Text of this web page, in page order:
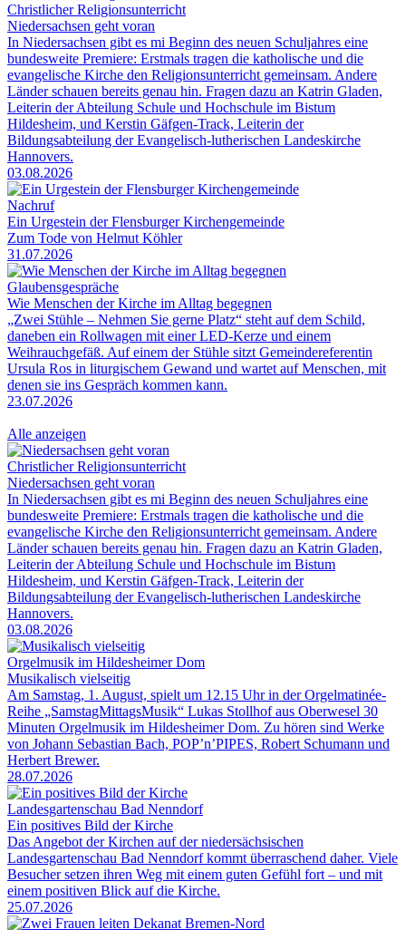
Christlicher Religionsunterricht
Niedersachsen geht voran
In Niedersachsen gibt es mi Beginn des neuen Schuljahres eine
bundesweite Premiere: Erstmals tragen die katholische und die
evangelische Kirche den Religionsunterricht gemeinsam. Andere
Länder schauen bereits genau hin. Fragen dazu an Katrin Gladen,
Leiterin der Abteilung Schule und Hochschule im Bistum
Hildesheim, und Kerstin Gäfgen-Track, Leiterin der
Bildungsabteilung der Evangelisch-lutherischen Landeskirche
Hannovers.
03.08.2026
Nachruf
Ein Urgestein der Flensburger Kirchengemeinde
Zum Tode von Helmut Köhler
31.07.2026
Glaubensgespräche
Wie Menschen der Kirche im Alltag begegnen
„Zwei Stühle – Nehmen Sie gerne Platz“ steht auf dem Schild,
daneben ein Rollwagen mit einer LED-Kerze und einem
Weihrauchgefäß. Auf einem der Stühle sitzt Gemeindereferentin
Ursula Ros in liturgischem Gewand und wartet auf Menschen, mit
denen sie ins Gespräch kommen kann.
23.07.2026
Alle anzeigen
Christlicher Religionsunterricht
Niedersachsen geht voran
In Niedersachsen gibt es mi Beginn des neuen Schuljahres eine
bundesweite Premiere: Erstmals tragen die katholische und die
evangelische Kirche den Religionsunterricht gemeinsam. Andere
Länder schauen bereits genau hin. Fragen dazu an Katrin Gladen,
Leiterin der Abteilung Schule und Hochschule im Bistum
Hildesheim, und Kerstin Gäfgen-Track, Leiterin der
Bildungsabteilung der Evangelisch-lutherischen Landeskirche
Hannovers.
03.08.2026
Orgelmusik im Hildesheimer Dom
Musikalisch vielseitig
Am Samstag, 1. August, spielt um 12.15 Uhr in der Orgelmatinée-
Reihe „SamstagMittagsMusik“ Lukas Stollhof aus Oberwesel 30
Minuten Orgelmusik im Hildesheimer Dom. Zu hören sind Werke
von Johann Sebastian Bach, POP’n’PIPES, Robert Schumann und
Herbert Brewer.
28.07.2026
Landesgartenschau Bad Nenndorf
Ein positives Bild der Kirche
Das Angebot der Kirchen auf der niedersächsischen
Landesgartenschau Bad Nenndorf kommt überraschend daher. Viele
Besucher setzen ihren Weg mit einem guten Gefühl fort – und mit
einem positiven Blick auf die Kirche.
25.07.2026